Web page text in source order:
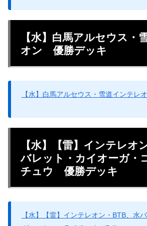
【水】白馬アルセウス・
オン 優勝デッキ
【水】白馬アルセウス・雪道インテレ
【水】【雷】インテレオ
バレット・カイオーガ・
チュウ 優勝デッキ
【水】【雷】インテレオン・BTB、水